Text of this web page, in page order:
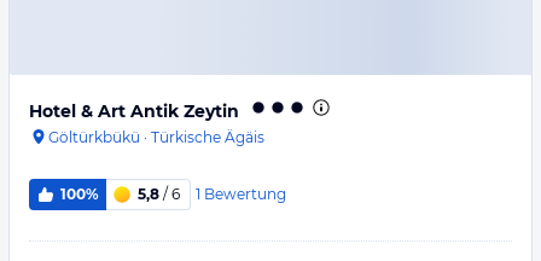
Hotel & Art Antik Zeytin
Göltürkbükü · Türkische Ägäis
100% 5,8 / 6 1 Bewertung